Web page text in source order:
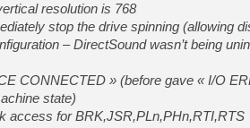
resolution is 768
stop the drive spinning (allowing
– DirectSound wasn’t being
CONNECTED » (before gave « I/O
state)
access for BRK,JSR,PLn,PHn,RTI,RTS